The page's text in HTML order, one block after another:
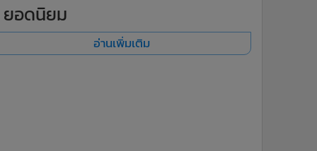
ยอดนิยม
อ่านเพิ่มเติม